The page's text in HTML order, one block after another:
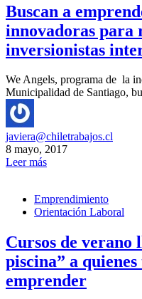
Buscan a
innovadoras para
inversionistas
We Angels, programa de la
Municipalidad de Santiago,
javiera@chiletrabajos.cl
8 mayo, 2017
Leer más
Emprendimiento
Orientación Laboral
Cursos de verano
piscina” a
emprender